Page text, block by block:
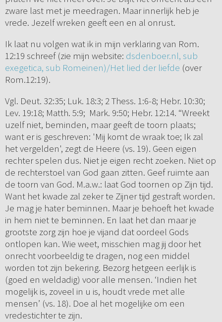
zware last met je meedragen. Maar innerlijk heb je
vrede. Jezelf wreken geeft een en al onrust.
Ik laat nu volgen wat ik in mijn verklaring van Rom.
12:19 schreef (zie mijn website: dsdenboer.nl, sub
exegetica, sub Romeinen)/Het lied der liefde (over
Rom.12:19).
Vgl. Deut. 32:35; Luk. 18:3; 2 Thess. 1:6-8; Hebr. 10:30;
Lev. 19:18; Matth. 5:9; Mark. 9:50; Hebr. 12:14. “Wreekt
uzelf niet, beminden, maar geeft de toorn plaats;
want er is geschreven: 'Mij komt de wraak toe; Ik zal
het vergelden', zegt de Heere (vs. 19). Geen eigen
rechter spelen dus. Niet je eigen recht zoeken. Niet op
de rechterstoel van God gaan zitten. Geef ruimte aan
de toorn van God. M.a.w.: laat God toornen op Zijn tijd.
Want het kwade zal zeker te Zijner tijd gestraft worden.
Je mag je hater beminnen. Maar je behoeft het kwade
in hem niet te beminnen. En laat het dan maar je
grootste zorg zijn hoe je vijand dat oordeel Gods
ontlopen kan. Wie weet, misschien mag jij door het
onrecht voorbeeldig te dragen, nog een middel
worden tot zijn bekering. Bezorg hetgeen eerlijk is
(goed en weldadig) voor alle mensen. ‘Indien het
mogelijk is, zoveel in u is, houdt vrede met alle
mensen’ (vs. 18). Doe al het mogelijke om een
vredestichter te zijn.